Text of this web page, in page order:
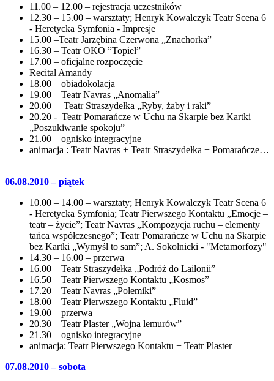
11.00 – 12.00 – rejestracja uczestników
12.30 – 15.00 – warsztaty; Henryk Kowalczyk Teatr Scena 6
- Heretycka Symfonia - Impresje
15.00 –Teatr Jarzębina Czerwona „Znachorka”
16.30 – Teatr OKO ”Topiel”
17.00 – oficjalne rozpoczęcie
Recital Amandy
18.00 – obiadokolacja
19.00 – Teatr Navras „Anomalia”
20.00 – Teatr Straszydełka „Ryby, żaby i raki”
20.20 - Teatr Pomarańcze w Uchu na Skarpie bez Kartki
„Poszukiwanie spokoju”
21.00 – ognisko integracyjne
animacja : Teatr Navras + Teatr Straszydełka + Pomarańcze…
06.08.2010 – piątek
10.00 – 14.00 – warsztaty; Henryk Kowalczyk Teatr Scena 6
- Heretycka Symfonia; Teatr Pierwszego Kontaktu „Emocje –
teatr – życie”; Teatr Navras „Kompozycja ruchu – elementy
tańca współczesnego”; Teatr Pomarańcze w Uchu na Skarpie
bez Kartki „Wymyśl to sam”; A. Sokolnicki - "Metamorfozy"
14.30 – 16.00 – przerwa
16.00 – Teatr Straszydełka „Podróż do Lailonii”
16.50 – Teatr Pierwszego Kontaktu „Kosmos”
17.20 – Teatr Navras „Polemiki”
18.00 – Teatr Pierwszego Kontaktu „Fluid”
19.00 – przerwa
20.30 – Teatr Plaster „Wojna lemurów”
21.30 – ognisko integracyjne
animacja: Teatr Pierwszego Kontaktu + Teatr Plaster
07.08.2010 – sobota